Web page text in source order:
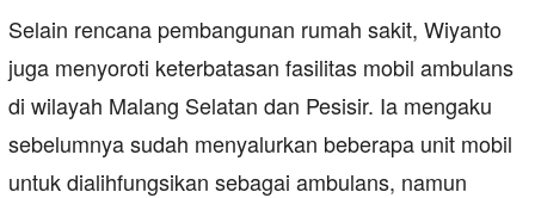
Selain rencana pembangunan rumah sakit, Wiyanto
juga menyoroti keterbatasan fasilitas mobil ambulans
di wilayah Malang Selatan dan Pesisir. Ia mengaku
sebelumnya sudah menyalurkan beberapa unit mobil
untuk dialihfungsikan sebagai ambulans, namun